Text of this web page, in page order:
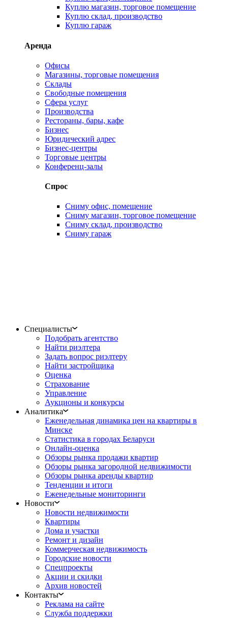
Куплю магазин, торговое помещение
Куплю склад, производство
Куплю гараж
Аренда
Офисы
Магазины, торговые помещения
Склады
Свободные помещения
Сфера услуг
Производства
Рестораны, бары, кафе
Бизнес
Юридический адрес
Бизнес-центры
Торговые центры
Конференц-залы
Спрос
Сниму офис, помещение
Сниму магазин, торговое помещение
Сниму склад, производство
Сниму гараж
Специалисты
Подобрать агентство
Найти риэлтера
Задать вопрос риэлтеру
Найти застройщика
Оценка
Страхование
Управление
Аукционы и конкурсы
Аналитика
Еженедельная динамика цен на квартиры в
Минске
Статистика в городах Беларуси
Онлайн-оценка
Обзоры рынка продажи квартир
Обзоры рынка загородной недвижимости
Обзоры рынка аренды квартир
Тенденции и итоги
Еженедельные мониторинги
Новости
Новости недвижимости
Квартиры
Дома и участки
Ремонт и дизайн
Коммерческая недвижимость
Городские новости
Спецпроекты
Акции и скидки
Архив новостей
Контакты
Реклама на сайте
Служба поддержки